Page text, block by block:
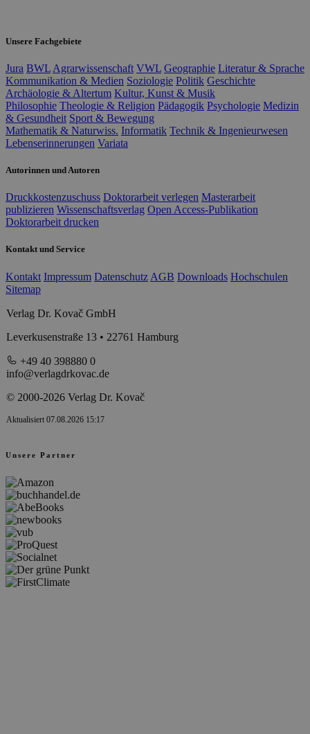
Unsere Fachgebiete
Jura BWL Agrarwissenschaft VWL Geographie Literatur & Sprache
Kommunikation & Medien Soziologie Politik Geschichte
Archäologie & Altertum Kultur, Kunst & Musik
Philosophie Theologie & Religion Pädagogik Psychologie Medizin
& Gesundheit Sport & Bewegung
Mathematik & Naturwiss. Informatik Technik & Ingenieurwesen
Lebenserinnerungen Variata
Autorinnen und Autoren
Druckkostenzuschuss Doktorarbeit verlegen Masterarbeit
publizieren Wissenschaftsverlag Open Access-Publikation
Doktorarbeit drucken
Kontakt und Service
Kontakt Impressum Datenschutz AGB Downloads Hochschulen
Sitemap
Verlag Dr. Kovač GmbH
Leverkusenstraße 13 • 22761 Hamburg
+49 40 398880 0
info@verlagdrkovac.de
© 2000-2026 Verlag Dr. Kovač
Aktualisiert 07.08.2026 15:17
Unsere Partner